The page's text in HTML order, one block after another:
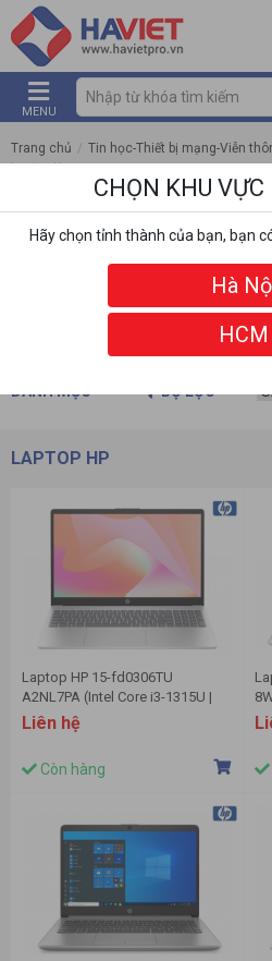
MENU
Trang chủ / Tin học-Thiết bị mạng-Viễn
Laptop Hp
DANH MỤC BỘ LỌC
LAPTOP HP
Laptop HP 15-fd0306TU
A2NL7PA (Intel Core i3-1315U |
8GB | 256GB | Intel Graphics | 15.6
inch FHD | Win 11 | Bạc)
Liên hệ
Còn hàng
CHỌN KHU
Hãy chọn tỉnh thành của bạn, bạn
Hà
HCM